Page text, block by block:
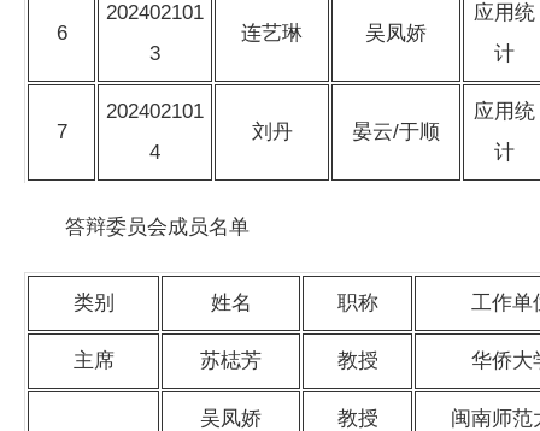
6
202402101
3
连艺琳 吴凤娇
应用统
计
7
202402101
4
刘丹 晏云/于顺
应用统
计
答辩委员会成员名单
类别 姓名 职称 工作单
主席 苏梽芳 教授 华侨大
吴凤娇 教授 闽南师范